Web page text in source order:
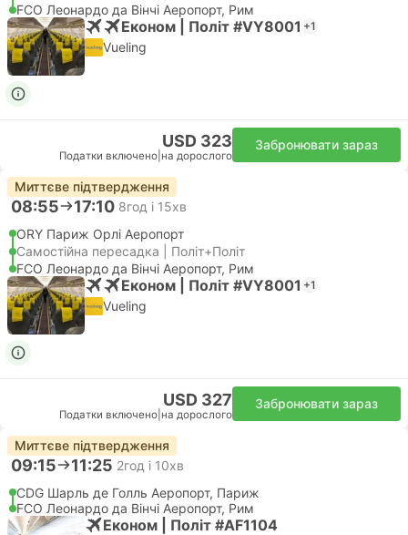
FCO Леонардо да Вінчі Аеропорт, Рим
Економ | Політ #VY8001 +1
Vueling
USD 323
Податки включено на дорослого
Забронювати зараз
Миттєве підтвердження
08:55 17:10 8год і 15хв
ORY Париж Орлі Аеропорт
Самостійна пересадка | Політ+Політ
FCO Леонардо да Вінчі Аеропорт, Рим
Економ | Політ #VY8001 +1
Vueling
USD 327
Податки включено на дорослого
Забронювати зараз
Миттєве підтвердження
09:15 11:25 2год і 10хв
CDG Шарль де Голль Аеропорт, Париж
FCO Леонардо да Вінчі Аеропорт, Рим
Економ | Політ #AF1104